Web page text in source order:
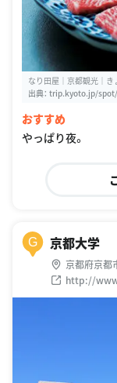
なり田屋｜京都観光｜
出典： trip.kyoto.jp/
おすすめ
やっぱり夜。
G 京都大学
京都府京都
http://